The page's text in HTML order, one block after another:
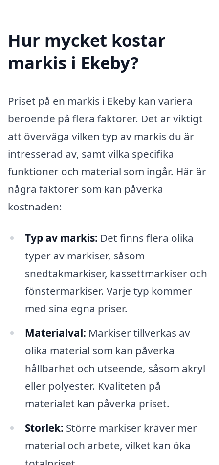
Hur mycket kostar
markis i Ekeby?
Priset på en markis i Ekeby kan variera
beroende på flera faktorer. Det är viktigt
att överväga vilken typ av markis du är
intresserad av, samt vilka specifika
funktioner och material som ingår. Här är
några faktorer som kan påverka
kostnaden:
Typ av markis: Det finns flera olika
typer av markiser, såsom
snedtakmarkiser, kassettmarkiser och
fönstermarkiser. Varje typ kommer
med sina egna priser.
Materialval: Markiser tillverkas av
olika material som kan påverka
hållbarhet och utseende, såsom akryl
eller polyester. Kvaliteten på
materialet kan påverka priset.
Storlek: Större markiser kräver mer
material och arbete, vilket kan öka